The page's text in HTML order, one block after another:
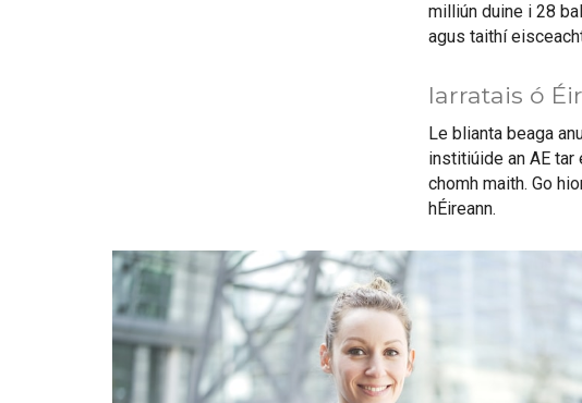
milliún duine i 28
agus taithí
Iarratais ó
Le blianta beaga
institiúide an AE tar
chomh maith. Go
hÉireann.